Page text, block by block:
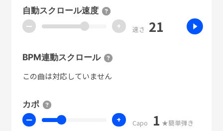
自動スクロール速度
ー + 速さ 21
BPM連動スクロール
この曲は対応していません
カポ
ー + Capo 1 ★簡単弾き